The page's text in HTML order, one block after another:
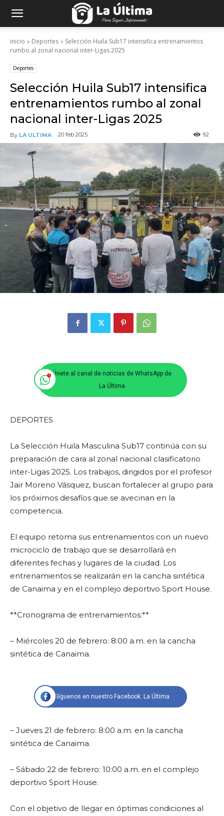
inicio Deportes
Selección Huila Sub17 intensifica entrenamientos
rumbo al zonal nacional inter-Ligas 2025
Deportes
Selección Huila Sub17 intensifica
entrenamientos rumbo al zonal
nacional inter-Ligas 2025
By LA ULTIMA 20 feb 2025 92
Únete al canal de noticias de WhatsApp de
La Última
DEPORTES
La Selección Huila Masculina Sub17 continúa con su
preparación de cara al zonal nacional clasificatorio
inter-Ligas 2025. Los trabajos, dirigidos por el profesor
Jair Moreno Vásquez, buscan fortalecer al grupo para
los próximos desafíos que se avecinan en la
competencia.
El equipo retoma sus entrenamientos con un nuevo
microciclo de trabajo que se desarrollará en
diferentes fechas y lugares de la ciudad. Los
entrenamientos se realizarán en la cancha sintética
de Canaima y en el complejo deportivo Sport House.
**Cronograma de entrenamientos:**
– Miércoles 20 de febrero: 8:00 a.m. en la cancha
sintética de Canaima.
Síguenos en nuestro Facebook: La Última
– Jueves 21 de febrero: 8:00 a.m. en la cancha
sintética de Canaima.
– Sábado 22 de febrero: 10:00 a.m. en el complejo
deportivo Sport House.
Con el objetivo de llegar en óptimas condiciones al